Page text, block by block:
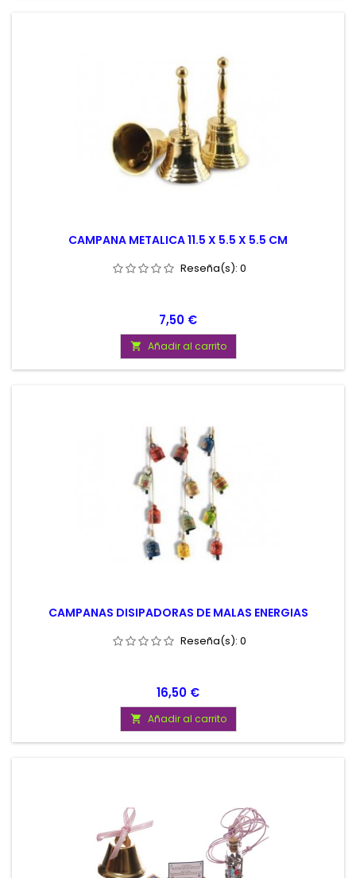
CAMPANA METALICA 11.5 X 5.5 X 5.5 CM
Reseña(s): 0
Precio
7,50 €
 Añadir al carrito
CAMPANAS DISIPADORAS DE MALAS ENERGIAS
Reseña(s): 0
Precio
16,50 €
 Añadir al carrito